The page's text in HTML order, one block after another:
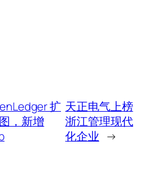
扩
，新增
天正电气上榜
浙江管理现代
化企业 →